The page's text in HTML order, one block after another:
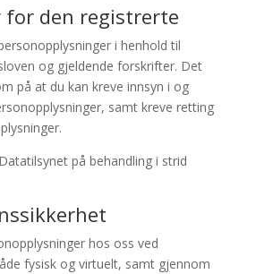
for den registrerte
i henhold til
og gjeldende forskrifter. Det
på at du kan kreve innsyn i og
samt kreve retting
på behandling i strid
hos oss ved
fysisk og virtuelt, samt gjennom